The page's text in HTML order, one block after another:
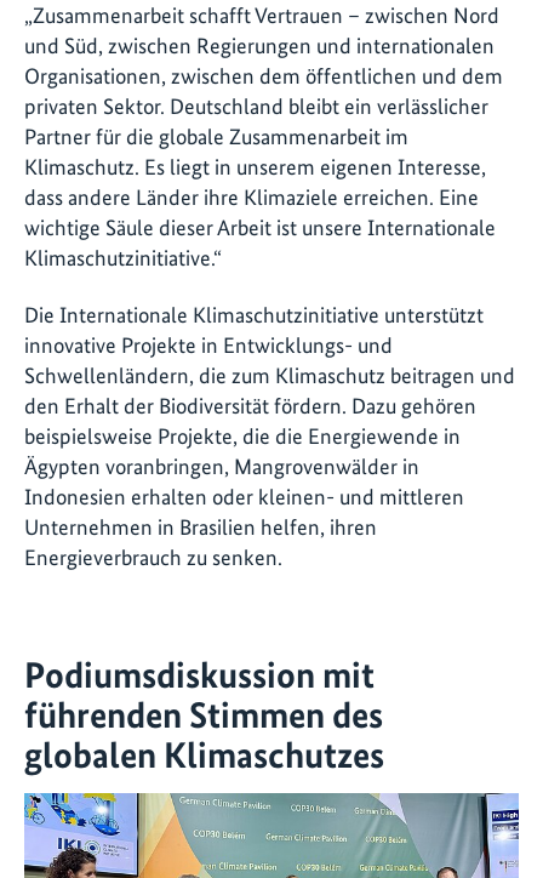
„Zusammenarbeit schafft Vertrauen – zwischen Nord
und Süd, zwischen Regierungen und internationalen
Organisationen, zwischen dem öffentlichen und dem
privaten Sektor. Deutschland bleibt ein verlässlicher
Partner für die globale Zusammenarbeit im
Klimaschutz. Es liegt in unserem eigenen Interesse,
dass andere Länder ihre Klimaziele erreichen. Eine
wichtige Säule dieser Arbeit ist unsere Internationale
Klimaschutzinitiative.“
Die Internationale Klimaschutzinitiative unterstützt
innovative Projekte in Entwicklungs- und
Schwellenländern, die zum Klimaschutz beitragen und
den Erhalt der Biodiversität fördern. Dazu gehören
beispielsweise Projekte, die die Energiewende in
Ägypten voranbringen, Mangrovenwälder in
Indonesien erhalten oder kleinen- und mittleren
Unternehmen in Brasilien helfen, ihren
Energieverbrauch zu senken.
Podiumsdiskussion mit
führenden Stimmen des
globalen Klimaschutzes